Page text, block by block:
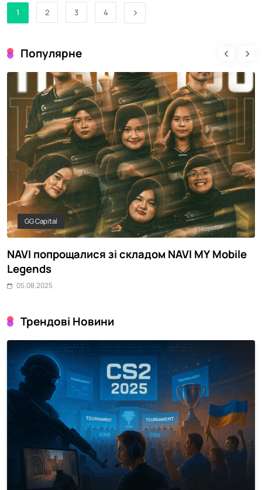
1 2 3 4
Популярне
GG Capital
попрощалися зі складом NAVI MY Mobile
05.08.2025
Трендові Новини